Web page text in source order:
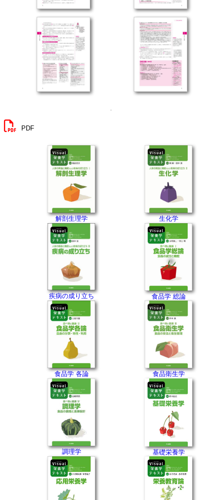
PDF
解剖生理学 生化学
疾病の成り立ち 食品学 総論
食品学 各論 食品衛生学
調理学 基礎栄養学